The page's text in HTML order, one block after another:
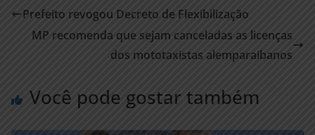
Prefeito revogou Decreto de Flexibilização
MP recomenda que sejam canceladas as licenças
dos mototaxistas alemparaibanos
Você pode gostar também